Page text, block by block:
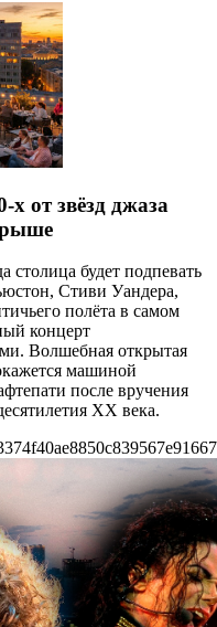
от звёзд джаза
столица будет подпевать
Стиви Уандера,
полёта в самом
концерт
Волшебная открытая
машиной
после вручения
XX века.